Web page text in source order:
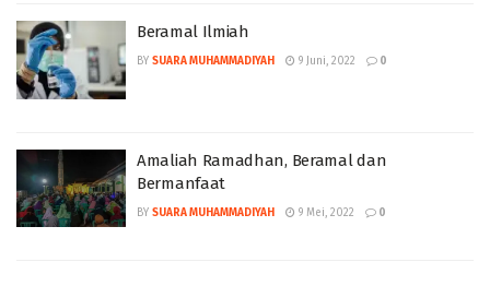
Beramal Ilmiah
BY SUARA MUHAMMADIYAH 9 Juni, 2022 0
Amaliah Ramadhan, Beramal dan
Bermanfaat
BY SUARA MUHAMMADIYAH 9 Mei, 2022 0